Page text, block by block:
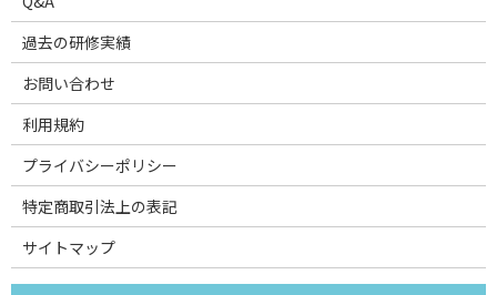
過去の研修実績
お問い合わせ
利用規約
プライバシーポリシー
特定商取引法上の表記
サイトマップ